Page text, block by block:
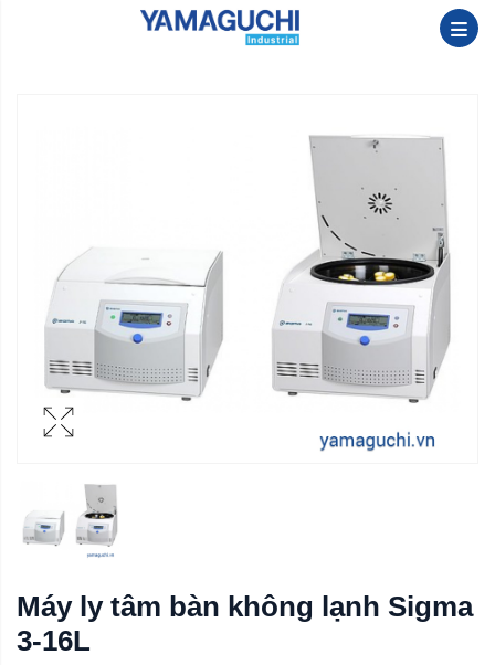
Máy ly tâm bàn không lạnh Sigma
3-16L